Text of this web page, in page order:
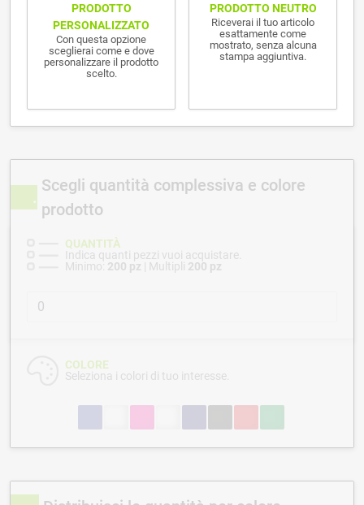
PRODOTTO
PERSONALIZZATO
Con questa opzione
sceglierai come e dove
personalizzare il prodotto
scelto.
PRODOTTO NEUTRO
Riceverai il tuo articolo
esattamente come
mostrato, senza alcuna
stampa aggiuntiva.
Scegli quantità complessiva e colore
prodotto
QUANTITÀ
Indica quanti pezzi vuoi acquistare.
Minimo: 200 pz | Multipli 200 pz
COLORE
Seleziona i colori di tuo interesse.